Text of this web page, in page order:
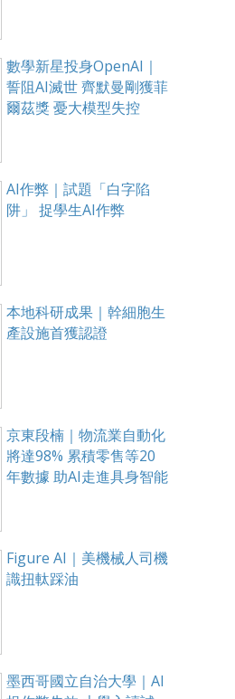
數學新星投身OpenAI｜
誓阻AI滅世 齊默曼剛獲菲
爾茲獎 憂大模型失控
AI作弊｜試題「白字陷
阱」 捉學生AI作弊
本地科研成果｜幹細胞生
產設施首獲認證
京東段楠｜物流業自動化
將達98% 累積零售等20
年數據 助AI走進具身智能
Figure AI｜美機械人司機
識扭軚踩油
墨西哥國立自治大學｜AI